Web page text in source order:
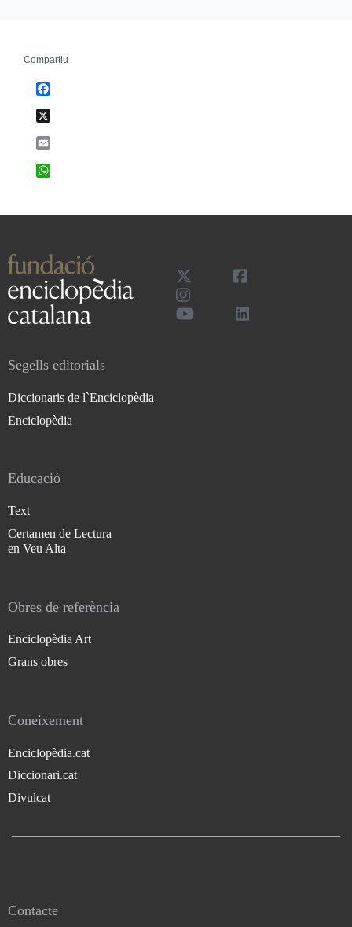
Compartiu
Segells editorials
Diccionaris de l`Enciclopèdia
Enciclopèdia
Educació
Text
Certamen de Lectura
en Veu Alta
Obres de referència
Enciclopèdia Art
Grans obres
Coneixement
Enciclopèdia.cat
Diccionari.cat
Divulcat
Contacte